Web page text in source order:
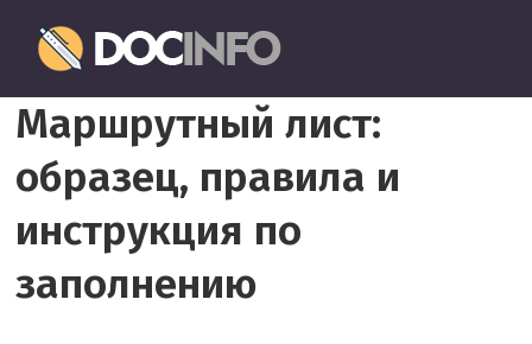
перейти
к
содержимому
оформление
и
заполнение
документов
Маршрутный лист:
образец, правила и
инструкция по
заполнению